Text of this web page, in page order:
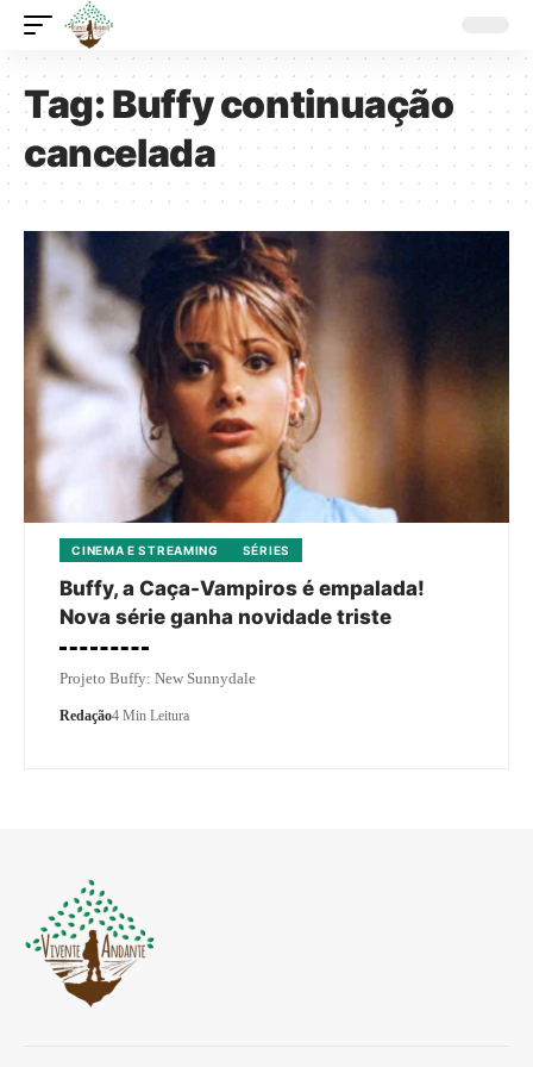
Tag:Buffy continuação
cancelada
CINEMA E STREAMING SÉRIES
Buffy, a Caça-Vampiros é empalada!
Nova série ganha novidade triste
Projeto Buffy: New Sunnydale
Redação4 Min Leitura